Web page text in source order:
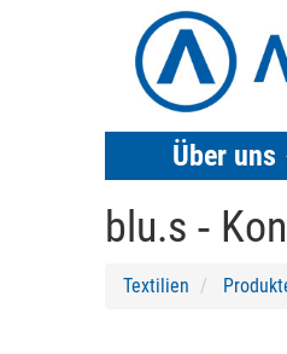
Über uns
blu.s ‐
Textilien